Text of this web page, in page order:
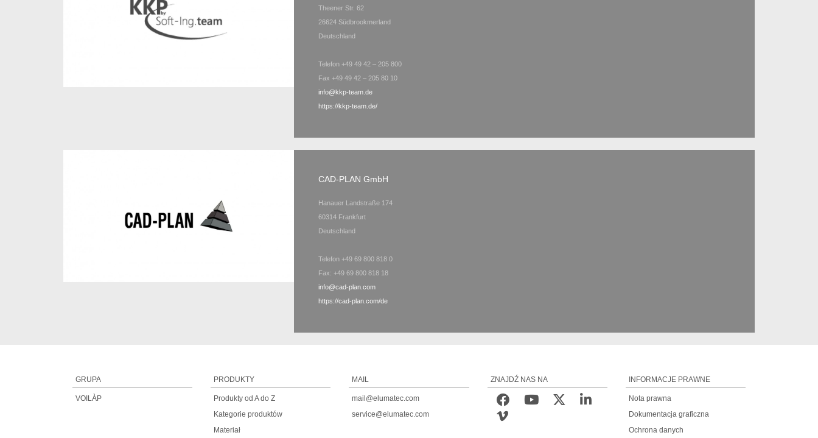
Theener Str. 62
26624 Südbrookmerland
Deutschland
Telefon +49 49 42 – 205 800
Fax +49 49 42 – 205 80 10
info@kkp-team.de
https://kkp-team.de/
CAD-PLAN GmbH
Hanauer Landstraße 174
60314 Frankfurt
Deutschland
Telefon +49 69 800 818 0
Fax: +49 69 800 818 18
info@cad-plan.com
https://cad-plan.com/de
GRUPA
VOILÀP
PRODUKTY
Produkty od A do Z
Kategorie produktów
Materiał
MAIL
mail@elumatec.com
service@elumatec.com
ZNAJDŹ NAS NA INFORMACJE PRAWNE
Nota prawna
Dokumentacja graficzna
Ochrona danych